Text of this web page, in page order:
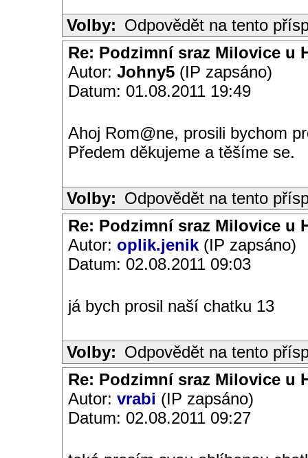
Volby: Odpovědět na tento
Re: Podzimní sraz Milovice u
Autor: Johny5 (IP zapsáno)
Datum: 01.08.2011 19:49
Ahoj Rom@ne, prosili bychom
Předem děkujeme a těšíme se.
Volby: Odpovědět na tento
Re: Podzimní sraz Milovice u
Autor: oplik.jenik (IP zapsáno)
Datum: 02.08.2011 09:03
já bych prosil naší chatku 13
Volby: Odpovědět na tento
Re: Podzimní sraz Milovice u
Autor: vrabi (IP zapsáno)
Datum: 02.08.2011 09:27